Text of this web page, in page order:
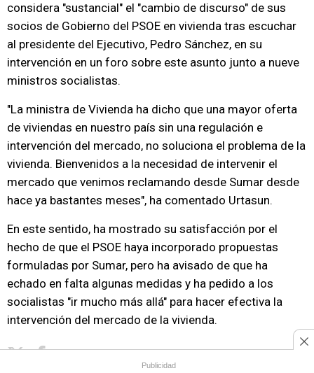
considera "sustancial" el "cambio de discurso" de sus
socios de Gobierno del PSOE en vivienda tras escuchar
al presidente del Ejecutivo, Pedro Sánchez, en su
intervención en un foro sobre este asunto junto a nueve
ministros socialistas.
"La ministra de Vivienda ha dicho que una mayor oferta
de viviendas en nuestro país sin una regulación e
intervención del mercado, no soluciona el problema de la
vivienda. Bienvenidos a la necesidad de intervenir el
mercado que venimos reclamando desde Sumar desde
hace ya bastantes meses", ha comentado Urtasun.
En este sentido, ha mostrado su satisfacción por el
hecho de que el PSOE haya incorporado propuestas
formuladas por Sumar, pero ha avisado de que ha
echado en falta algunas medidas y ha pedido a los
socialistas "ir mucho más allá" para hacer efectiva la
intervención del mercado de la vivienda.
Publicidad